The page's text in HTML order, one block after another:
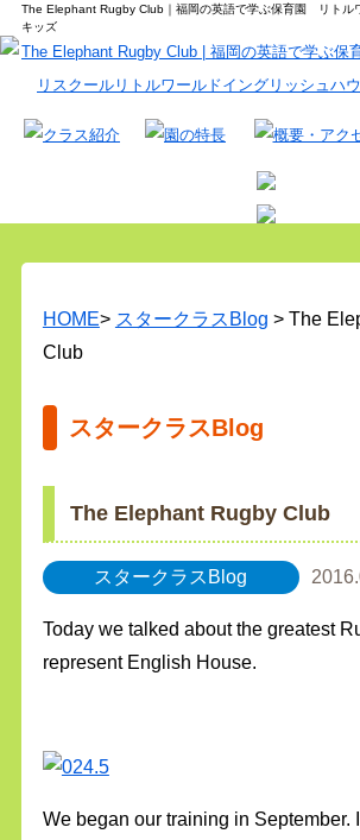
The Elephant Rugby Club｜福岡の英語で学ぶ保育園 リトル
キッズ
HOME> スタークラスBlog > The
Club
スタークラスBlog
The Elephant Rugby Club
スタークラスBlog
Today we talked about the greatest
represent English House.
We began our training in September.